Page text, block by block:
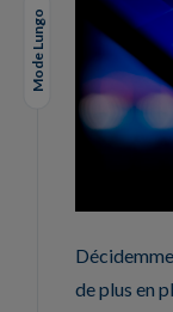
Mode Lungo
de plus en